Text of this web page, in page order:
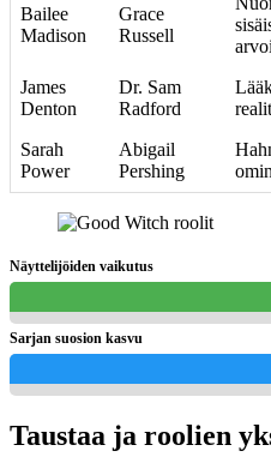
Bailee
Madison
Grace
Russell
James
Denton
Dr. Sam
Radford
Sarah
Power
Abigail
Pershing
Näyttelijöiden vaikutus
Sarjan suosion kasvu
Taustaa ja roolien